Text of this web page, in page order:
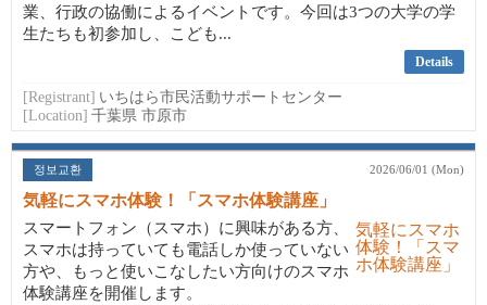
業、行政の協働によるイベントです。今回は3つの大学の学
生たちも初参加し、こども...
Details
[Registrant] いちはら市民活動サポートセンター
[Location] 千葉県 市原市
정보교환 2026/06/01 (Mon)
気軽にスマホ体験！「スマホ体験講座」
スマートフォン（スマホ）に興味がある方、
スマホは持っていても電話しか使っていない
方や、もっと使いこなしたい方向けのスマホ
体験講座を開催します。